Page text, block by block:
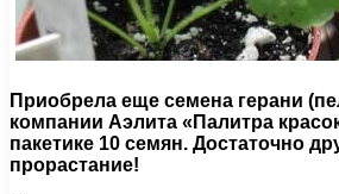
Приобрела еще семена герани
компании Аэлита «Палитра
пакетике 10 семян. Достаточно
прорастание!